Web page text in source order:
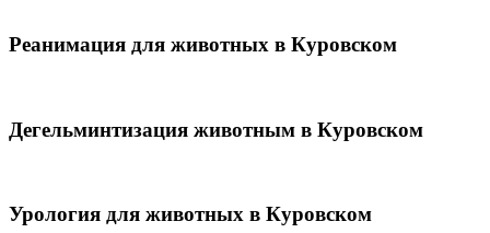
Реанимация для животных в Куровском
Дегельминтизация животным в Куровском
Урология для животных в Куровском